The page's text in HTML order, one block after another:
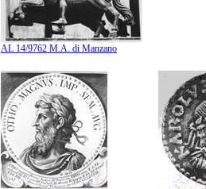
AL 14/9762 M.A. di Manzano